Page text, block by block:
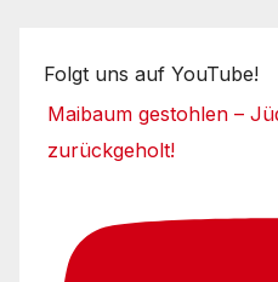
Folgt uns auf YouTube!
Maibaum gestohlen –
zurückgeholt!